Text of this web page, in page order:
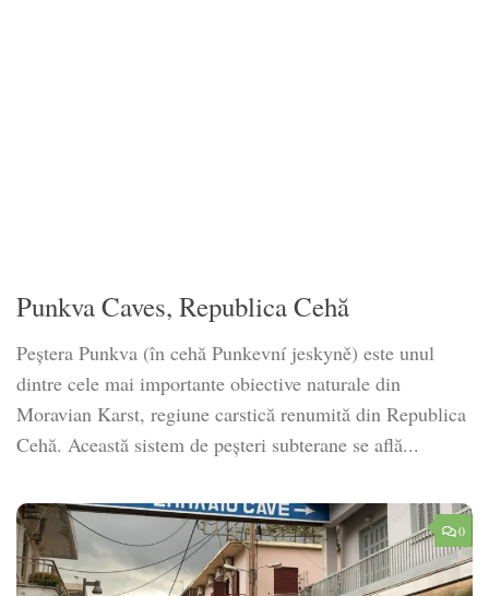
Punkva Caves, Republica Cehă
Peştera Punkva (în cehă Punkevní jeskyně) este unul
dintre cele mai importante obiective naturale din
Moravian Karst, regiune carstică renumită din Republica
Cehă. Această sistem de peşteri subterane se află...
0